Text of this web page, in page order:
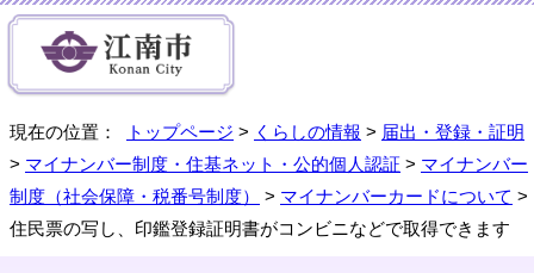
現在の位置： トップページ > くらしの情報 > 届出・登録・証明
> マイナンバー制度・住基ネット・公的個人認証 > マイナンバー
制度（社会保障・税番号制度）
> マイナンバーカードについて >
住民票の写し、印鑑登録証明書がコンビニなどで取得できます